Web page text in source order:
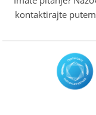
kontaktirajte putem